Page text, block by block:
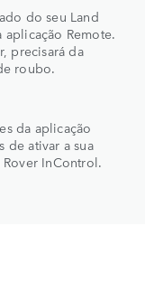
do seu Land
Remote.
precisará da
roubo.
da aplicação
de ativar a sua
InControl.